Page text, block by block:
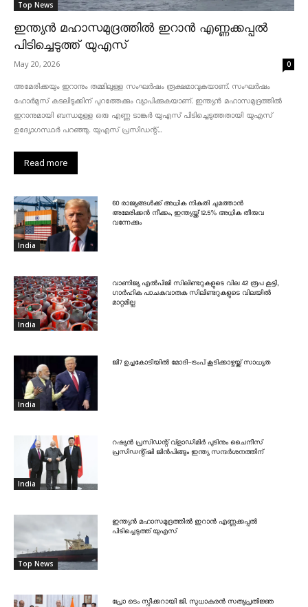
Top News
ഇന്ത്യൻ മഹാസമുദ്രത്തിൽ ഇറാൻ എണ്ണക്കപ്പൽ
പിടിച്ചെടുത്ത് യുഎസ്
May 20, 2026 0
അമേരിക്കയും ഇറാനും തമ്മിലുള്ള സംഘർഷം രൂക്ഷമാവുകയാണ്. സംഘർഷം
ഹോർമുസ് കടലിടുക്കിന് പുറത്തേക്കും വ്യാപിക്കുകയാണ്. ഇന്ത്യൻ മഹാസമുദ്രത്തിൽ
ഇറാനുമായി ബന്ധമുള്ള ഒരു എണ്ണ ടാങ്കർ യുഎസ് പിടിച്ചെടുത്തതായി യുഎസ്
ഉദ്യോഗസ്ഥർ പറഞ്ഞു. യുഎസ് പ്രസിഡന്റ്...
Read more
India
60 രാജ്യങ്ങൾക്ക് അധിക നികുതി ചുമത്താൻ
അമേരിക്കൻ നീക്കം, ഇന്ത്യയ്ക്ക് 12.5% അധിക തീരുവ
വന്നേക്കും
India
വാണിജ്യ എൽപിജി സിലിണ്ടറുകളുടെ വില 42 രൂപ കൂട്ടി,
ഗാർഹിക പാചകവാതക സിലിണ്ടറുകളുടെ വിലയിൽ
മാറ്റമില്ല
India
ജി7 ഉച്ചകോടിയിൽ മോദി-ട്രംപ് കൂടിക്കാഴ്ചയ്ക്ക് സാധ്യത
India
റഷ്യൻ പ്രസിഡന്റ് വ്‌ളാഡിമിർ പുടിനും ചൈനീസ്
പ്രസിഡന്റ്ഷി ജിൻപിങ്ങും ഇന്ത്യ സന്ദർശനത്തിന്
Top News
ഇന്ത്യൻ മഹാസമുദ്രത്തിൽ ഇറാൻ എണ്ണക്കപ്പൽ
പിടിച്ചെടുത്ത് യുഎസ്
പ്രോ ടെം സ്പീക്കറായി ജി. സുധാകരൻ സത്യപ്രതിജ്ഞ